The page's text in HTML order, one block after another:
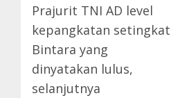
Prajurit TNI AD level
kepangkatan setingkat
Bintara yang
dinyatakan lulus,
selanjutnya